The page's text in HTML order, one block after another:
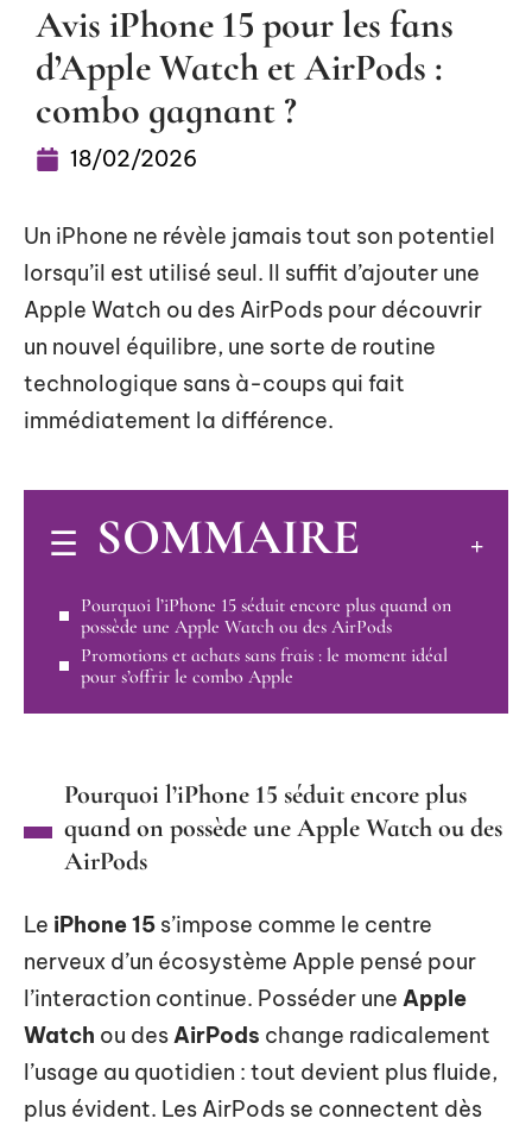
Avis iPhone 15 pour les fans
d’Apple Watch et AirPods :
combo gagnant ?
18/02/2026
Un iPhone ne révèle jamais tout son potentiel
lorsqu’il est utilisé seul. Il suffit d’ajouter une
Apple Watch ou des AirPods pour découvrir
un nouvel équilibre, une sorte de routine
technologique sans à-coups qui fait
immédiatement la différence.
SOMMAIRE
Pourquoi l’iPhone 15 séduit encore plus quand on
possède une Apple Watch ou des AirPods
Promotions et achats sans frais : le moment idéal
pour s’offrir le combo Apple
Pourquoi l’iPhone 15 séduit encore plus
quand on possède une Apple Watch ou des
AirPods
Le iPhone 15 s’impose comme le centre
nerveux d’un écosystème Apple pensé pour
l’interaction continue. Posséder une Apple
Watch ou desAirPods change radicalement
l’usage au quotidien : tout devient plus fluide,
plus évident. Les AirPods se connectent dès